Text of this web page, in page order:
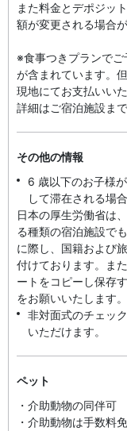
また料金とデポジッ
額が変更される場合が
※食事つきプランで
が含まれています。
現地にてお支払いい
詳細はご宿泊施設ま
その他の情報
6 歳以下のお子様
して滞在される場
日本の厚生労働省は
る種類の宿泊施設で
に際し、国籍および
付け​ております。ま
ートをコピーし保存
をお願いいたします。
非対面式のチェッ
いただけます。
ペット
・介助動物の同伴可
・介助動物は手数料